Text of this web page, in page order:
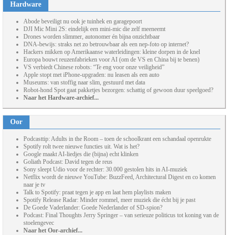
Hardware
Abode beveiligt nu ook je tuinhek en garagepoort
DJI Mic Mini 2S: eindelijk een mini-mic die zelf meeneemt
Drones worden slimmer, autonomer én bijna onzichtbaar
DNA-bewijs: straks net zo betrouwbaar als een nep-foto op internet?
Hackers mikken op Amerikaanse waterleidingen: kleine dorpen in de knel
Europa bouwt reuzenfabrieken voor AI (om de VS en China bij te benen)
VS verbiedt Chinese robots: “Te eng voor onze veiligheid”
Apple stopt met iPhone-upgraden: nu leasen als een auto
Museums: van stoffig naar slim, gestuurd met data
Robot-hond Spot gaat pakketjes bezorgen: schattig of gewoon duur speelgoed?
Naar het Hardware-archief...
Oor
Podcasttip: Adults in the Room – toen de schoolkrant een schandaal openrukte
Spotify rolt twee nieuwe functies uit. Wat is het?
Google maakt AI-liedjes die (bijna) echt klinken
Goliath Podcast: David tegen de reus
Sony sleept Udio voor de rechter: 30.000 gestolen hits in AI-muziek
Netflix wordt de nieuwe YouTube: BuzzFeed, Architectural Digest en co komen
naar je tv
Talk to Spotify: praat tegen je app en laat hem playlists maken
Spotify Release Radar: Minder rommel, meer muziek die écht bij je past
De Goede Vaderlander: Goede Nederlander of SD-spion?
Podcast: Final Thoughts Jerry Springer – van serieuze politicus tot koning van de
stoelengevec
Naar het Oor-archief...